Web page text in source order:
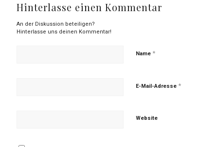
Hinterlasse einen Kommentar
An der Diskussion beteiligen?
Hinterlasse uns deinen Kommentar!
Name *
E-Mail-Adresse *
Website